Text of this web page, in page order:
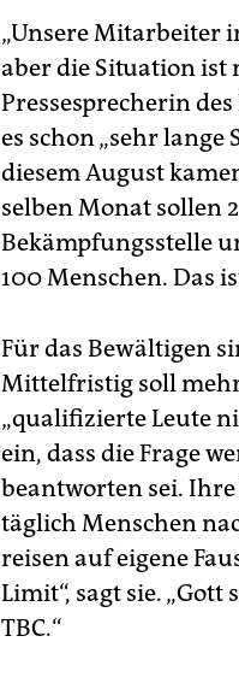
„Unsere Mitarbeiter
aber die Situation ist
Pressesprecherin
es schon „sehr
diesem August
selben Monat sollen
Bekämpfungsstelle
100 Menschen. Das
Für das Bewältigen
Mittelfristig soll mehr
„qualifizierte Leute
ein, dass die Frage
beantworten sei. Ihre
täglich Menschen
reisen auf eigene
Limit“, sagt sie.
TBC.“